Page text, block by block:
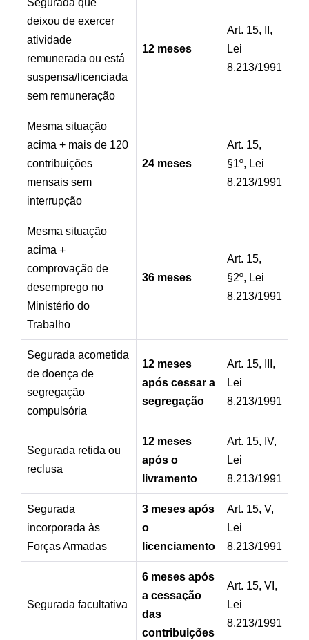
Segurada que
deixou de exercer
atividade
remunerada ou está
suspensa/licenciada
sem remuneração
12 meses
Art. 15, II,
Lei
8.213/1991
Mesma situação
acima + mais de 120
contribuições
mensais sem
interrupção
24 meses
Art. 15,
§1º, Lei
8.213/1991
Mesma situação
acima +
comprovação de
desemprego no
Ministério do
Trabalho
36 meses
Art. 15,
§2º, Lei
8.213/1991
Segurada acometida
de doença de
segregação
compulsória
12 meses
após cessar a
segregação
Art. 15, III,
Lei
8.213/1991
Segurada retida ou
reclusa
12 meses
após o
livramento
Art. 15, IV,
Lei
8.213/1991
Segurada
incorporada às
Forças Armadas
3 meses após
o
licenciamento
Art. 15, V,
Lei
8.213/1991
Segurada facultativa
6 meses após
a cessação
das
contribuições
Art. 15, VI,
Lei
8.213/1991